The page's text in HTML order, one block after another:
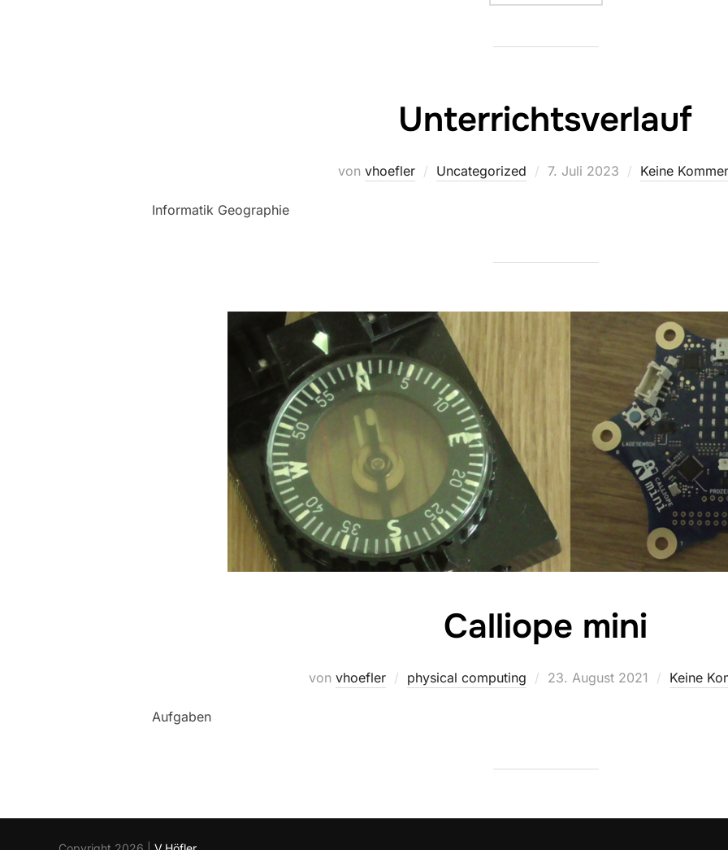
Unterrichtsverlauf
von vhoefler Uncategorized
Veröffentlicht
7. Juli 2023 Keine
Informatik Geographie
Calliope mini
von vhoefler physical computing
Veröffentlicht
23. August 2021 Keine
Aufgaben